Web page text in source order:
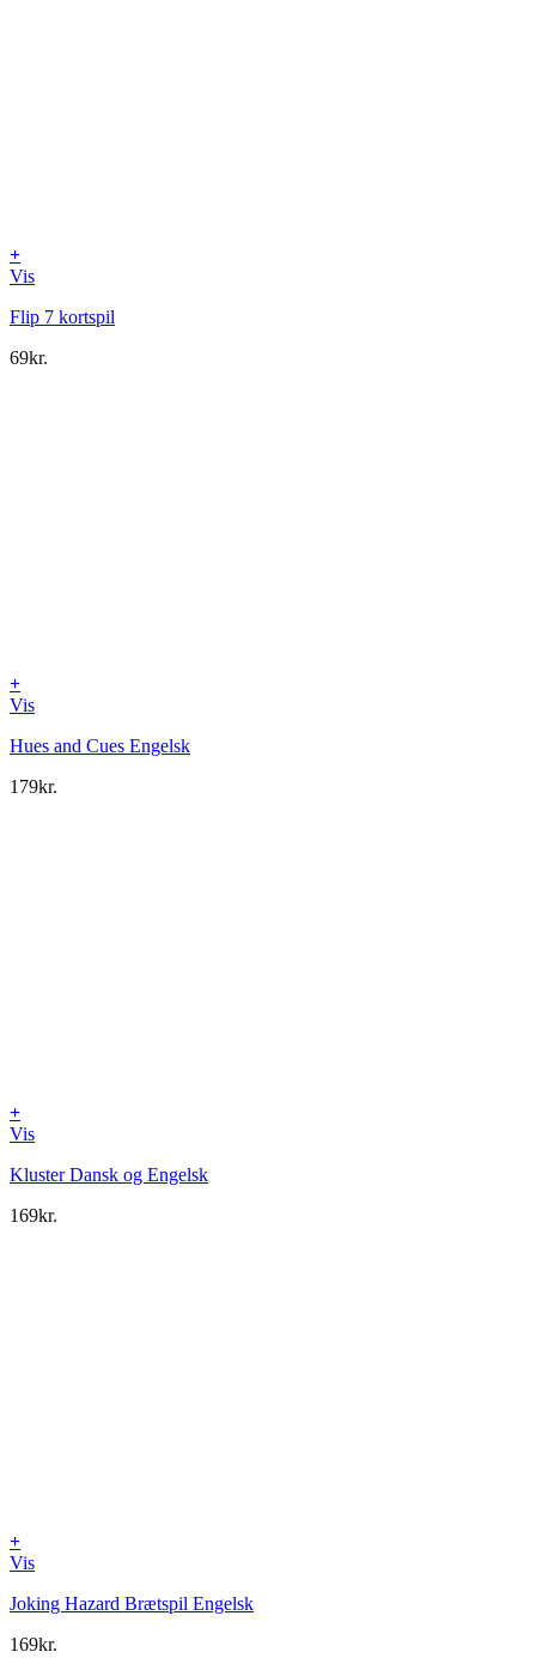
+
Vis
Flip 7 kortspil
69kr.
+
Vis
Hues and Cues Engelsk
179kr.
+
Vis
Kluster Dansk og Engelsk
169kr.
+
Vis
Joking Hazard Brætspil Engelsk
169kr.